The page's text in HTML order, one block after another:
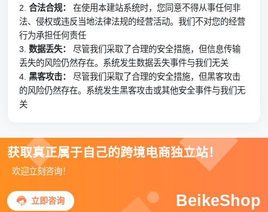
2.合法合规：
在使用本建站系统时，您同意不得从事任何非
法、侵权或违反当地法律法规的经营活动。我们不对您的经营
行为承担任何责任
3.数据丢失：
尽管我们采取了合理的安全措施，但信息传输
丢失的风险仍然存在。系统发生数据丢失事件与我们无关
4.黑客攻击：
尽管我们采取了合理的安全措施，但黑客攻击
的风险仍然存在。系统发生黑客攻击或其他安全事件与我们无
关
获取真正属于自己的跨境电商独立站！
欢迎立刻咨询！
 立即咨询 BeikeShop